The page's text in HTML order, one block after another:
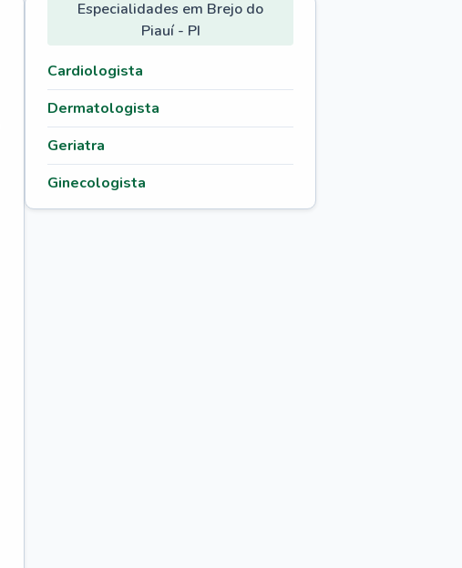
Especialidades em Brejo do
Piauí - PI
Cardiologista
Dermatologista
Geriatra
Ginecologista